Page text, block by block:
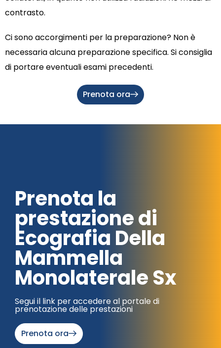
contrasto.
Ci sono accorgimenti per la preparazione? Non è
necessaria alcuna preparazione specifica. Si consiglia
di portare eventuali esami precedenti.
Prenota ora
Prenota la
prestazione di
Ecografia Della
Mammella
Monolaterale Sx
Segui il link per accedere al portale di
prenotazione delle prestazioni
Prenota ora